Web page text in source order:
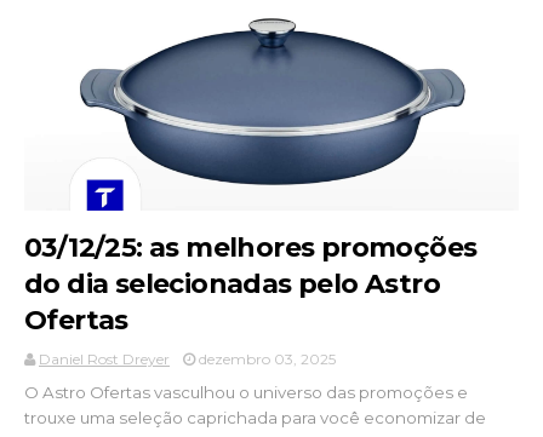
03/12/25: as melhores promoções
do dia selecionadas pelo Astro
Ofertas
Daniel Rost Dreyer dezembro 03, 2025
O Astro Ofertas vasculhou o universo das promoções e
trouxe uma seleção caprichada para você economizar de